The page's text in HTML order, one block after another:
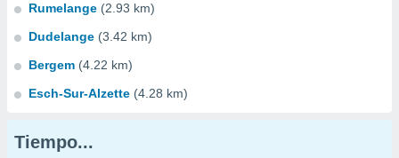
Rumelange (2.93 km)
Dudelange (3.42 km)
Bergem (4.22 km)
Esch-Sur-Alzette (4.28 km)
Tiempo...